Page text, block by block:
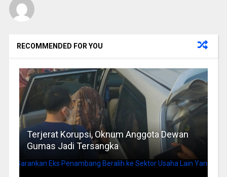
RECOMMENDED FOR YOU
Terjerat Korupsi, Oknum Anggota Dewan
Gumas Jadi Tersangka